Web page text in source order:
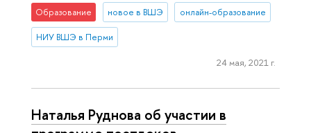
Образование новое в ВШЭ онлайн-образование
НИУ ВШЭ в Перми
24 мая, 2021 г.
Наталья Руднова об участии в